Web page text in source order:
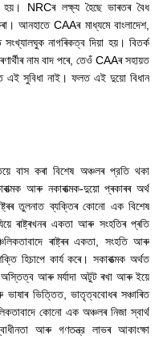
হয়। NRCৰ লক্ষ্য হৈছে ভাৰতৰ বৈধ
আনহাতেCAAৰ মাধ্যমে বাংলাদেশ,
নাগৰিকত্ব দিয়া হয়। বিতর্ক
নাম বাদ পৰে, তেওঁ CAAৰ সহায়ত
এই সুবিধা নাই। ফলত এই দুয়ো বিধান
বাস কৰা বিশেষ অঞ্চলৰ প্রতি থকা
আৰু নকাৰাত্মক-দুয়ো প্ৰকাৰৰ অৰ্থ
তুলনাত ব্যক্তিৰ কোনো এক বিশেষ
ৰাষ্ট্ৰখনৰ একতা আৰু সংহতিৰ প্ৰতি
ৰাষ্ট্ৰৰ একতা
সংহতি আৰু
হিচাপে কাৰ্য কৰে। সকাৰাত্মক অৰ্থত
অস্তিত্ব আৰু মর্যাদা অটুট ৰখা আৰু ইয়ে
ভিত্তিত,ভাতৃত্ববোধৰ সঞ্চাৰিত
কোনো এক অঞ্চলৰ নিজা স্বার্থ
আৰু গণতন্ত্র লাভৰ আকাংক্ষা